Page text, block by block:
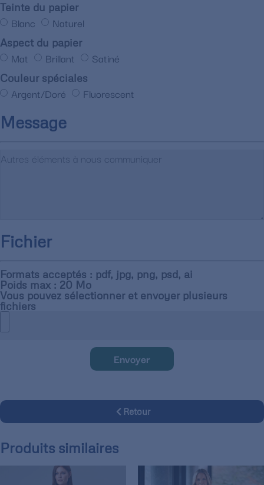
Teinte du papier
Blanc Naturel
Aspect du papier
Mat Brillant Satiné
Couleur spéciales
Argent/Doré Fluorescent
Message
Fichier
Formats acceptés : pdf, jpg, png, psd, ai
Poids max : 20 Mo
Vous pouvez sélectionner et envoyer plusieurs
fichiers
Envoyer
Retour
Produits similaires